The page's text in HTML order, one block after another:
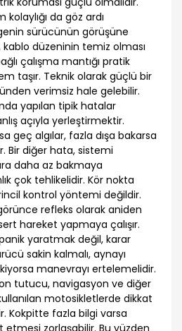
kolaylığı da göz ardı
sürücünün görüşüne
düzeninin temiz olması
çalışma mantığı pratik
taşır. Teknik olarak güçlü bir
verimsiz hale gelebilir.
yapılan tipik hatalar
açıyla yerleştirmektir.
geç algılar, fazla dışa bakarsa
Bir diğer hata, sistemi
daha az bakmaya
çok tehlikelidir. Kör nokta
kontrol yöntemi değildir.
refleks olarak aniden
hareket yapmaya çalışır.
yaratmak değil, karar
sakin kalmalı, aynayı
manevrayı ertelemelidir.
tutucu, navigasyon ve diğer
motosikletlerde dikkat
Kokpitte fazla bilgi varsa
etmesi zorlaşabilir. Bu yüzden